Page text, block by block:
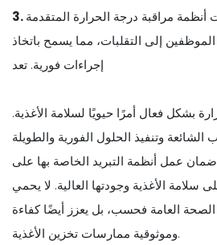
أنظمة مراقبة درجة الحرارة المتقدمة
إلى التقلبات، مما يسمح باتخاذ
إجراءات فورية. تعد
بشكل فعال أمرًا حيويًا لسلامة الأغذية.
وتنفيذ الحلول الفورية والطويلة
عمل أنظمة التبريد الخاصة بها على
سلامة الأغذية وجودتها العالية. لا يحمي
الصحة العامة فحسب، بل يعزز أيضًا كفاءة
وموثوقية ممارسات تخزين الأغذية.